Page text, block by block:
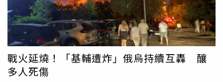
戰火延燒！「基輔遭炸」俄烏持續互轟 釀
多人死傷